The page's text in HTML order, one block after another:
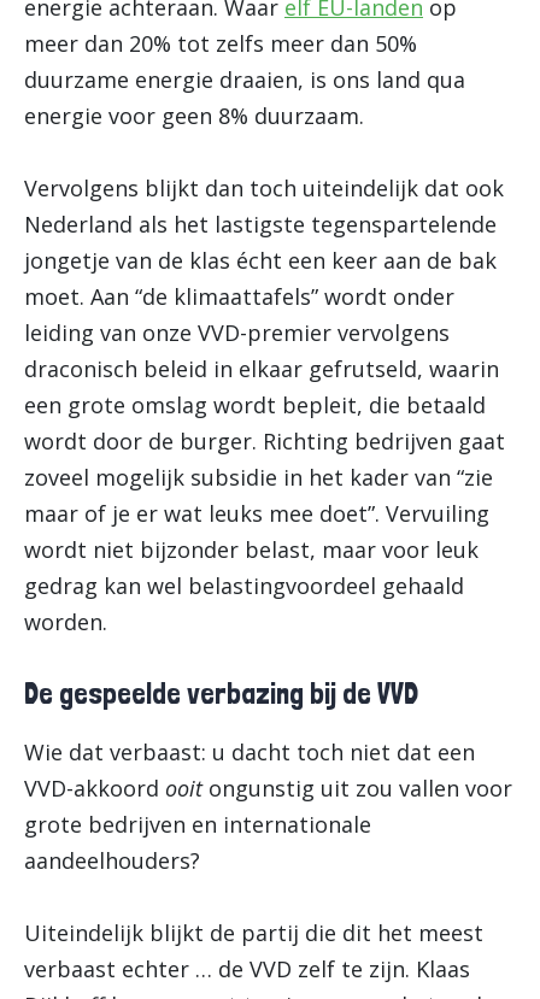
energie achteraan. Waar elf EU-landen op
meer dan 20% tot zelfs meer dan 50%
duurzame energie draaien, is ons land qua
energie voor geen 8% duurzaam.
Vervolgens blijkt dan toch uiteindelijk dat ook
Nederland als het lastigste tegenspartelende
jongetje van de klas écht een keer aan de bak
moet. Aan “de klimaattafels” wordt onder
leiding van onze VVD-premier vervolgens
draconisch beleid in elkaar gefrutseld, waarin
een grote omslag wordt bepleit, die betaald
wordt door de burger. Richting bedrijven gaat
zoveel mogelijk subsidie in het kader van “zie
maar of je er wat leuks mee doet”. Vervuiling
wordt niet bijzonder belast, maar voor leuk
gedrag kan wel belastingvoordeel gehaald
worden.
De gespeelde verbazing bij de VVD
Wie dat verbaast: u dacht toch niet dat een
VVD-akkoord ooitongunstig uit zou vallen voor
grote bedrijven en internationale
aandeelhouders?
Uiteindelijk blijkt de partij die dit het meest
verbaast echter … de VVD zelf te zijn. Klaas